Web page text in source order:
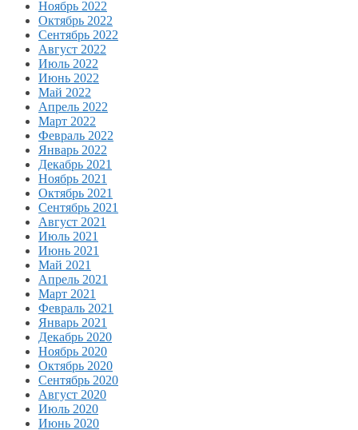
Ноябрь 2022
Октябрь 2022
Сентябрь 2022
Август 2022
Июль 2022
Июнь 2022
Май 2022
Апрель 2022
Март 2022
Февраль 2022
Январь 2022
Декабрь 2021
Ноябрь 2021
Октябрь 2021
Сентябрь 2021
Август 2021
Июль 2021
Июнь 2021
Май 2021
Апрель 2021
Март 2021
Февраль 2021
Январь 2021
Декабрь 2020
Ноябрь 2020
Октябрь 2020
Сентябрь 2020
Август 2020
Июль 2020
Июнь 2020